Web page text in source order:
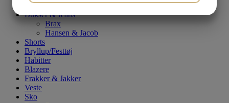
Van Heusen
Bukser & Jeans
Brax
Hansen & Jacob
Shorts
Bryllup/Festtøj
Habitter
Blazere
Frakker & Jakker
Veste
Sko
MARKETING